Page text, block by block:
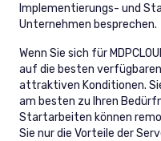
Implementierungs- und
Unternehmen besprechen.
Wenn Sie sich für
auf die besten
attraktiven Konditionen.
am besten zu Ihren
Startarbeiten können
Sie nur die Vorteile der